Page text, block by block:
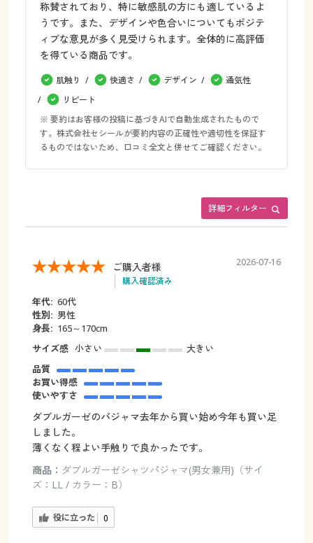
称賛されており、特に敏感肌の方にも適しているよ
うです。また、デザインや色合いについてもポジテ
ィブな意見が多く見受けられます。全体的に高評価
を得ている商品です。
肌触り 快適さ デザイン
通気性
リピート
※ 要約はお客様の投稿に基づきAIで自動生成されたもので
す。株式会社セシールが要約内容の正確性や適切性を保証す
るものではないため、口コミ全文と併せてご確認ください。
詳細フィルター
ご購入者様
購入確認済み
2026-07-16
年代: 60代
性別: 男性
身長: 165～170cm
サイズ感 小さい
大きい
品質
お買い得感
使いやすさ
ダブルガーゼのパジャマ去年から買い始め今年も買い足
しました。
薄くなく程よい手触りで良かったです。
商品： ダブルガーゼシャツパジャマ(男女兼用)（サイ
ズ：LL / カラー：B）
役に立った 0